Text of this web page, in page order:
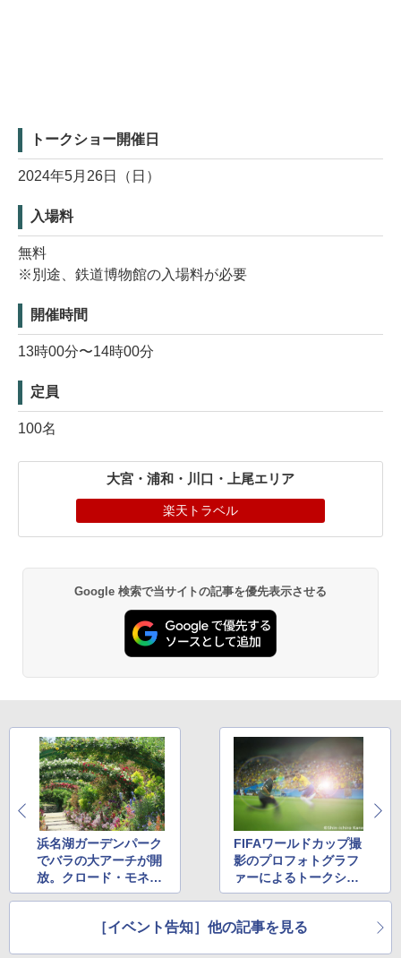
トークショー開催日
2024年5月26日（日）
入場料
無料
※別途、鉄道博物館の入場料が必要
開催時間
13時00分〜14時00分
定員
100名
大宮・浦和・川口・上尾エリア
楽天トラベル
Google 検索で当サイトの記事を優先表示させる
浜名湖ガーデンパーク
でバラの大アーチが開
放。クロード・モネの
庭を模した庭園にバラ
FIFAワールドカップ撮
影のプロフォトグラフ
ァーによるトークショ
ー
［イベント告知］他の記事を見る